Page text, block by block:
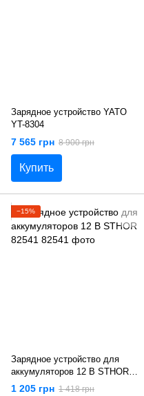
Зарядное устройство YATO
YT-8304
7 565 грн 8 900 грн
Купить
−15%
Зарядное устройство для
аккумуляторов 12 В STHOR
82541
1 205 грн 1 418 грн